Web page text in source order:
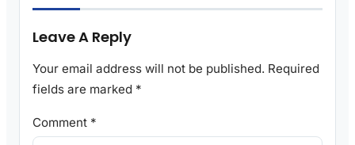
Leave A Reply
Your email address will not be published. Required
fields are marked *
Comment *